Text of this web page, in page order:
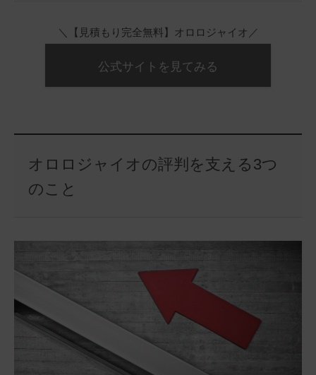
＼【見積もり完全無料】オロロジャイオ／
公式サイトを見てみる
オロロジャイオの評判を支える3つ
のこと